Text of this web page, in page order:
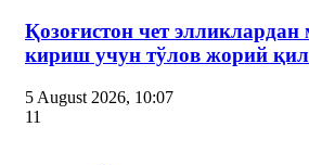
Қозоғистон чет элликлардан
кириш учун тўлов жорий
5 August 2026, 10:07
11